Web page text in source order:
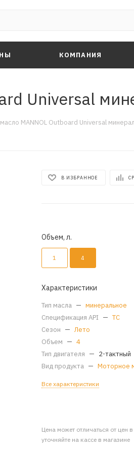
КОМПАНИЯ
Universal
MANNOL Outboard Universal
В ИЗБРАННОЕ
Объем, л.
1 4
Характеристики
Тип масла — минеральное
Спецификация API — TC
Сезон — Лето
Объем — 4
Тип двигателя — 2-тактный
Вид продукта — Моторное
Все характеристики
Цена может отличаться от цен
уточняйте на кассе в магазине